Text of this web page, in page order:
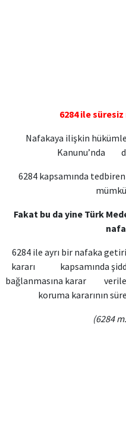
6284 ile
Nafakaya ilişkin
Kanunu’nda
6284 kapsamında
Fakat bu da yine Türk
6284 ile ayrı bir nafaka
kararı kapsamında
bağlanmasına karar
koruma
(6284